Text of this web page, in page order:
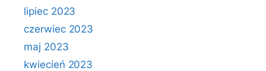
lipiec 2023
czerwiec 2023
maj 2023
kwiecień 2023